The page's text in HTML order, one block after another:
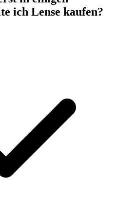
ich Lense kaufen?